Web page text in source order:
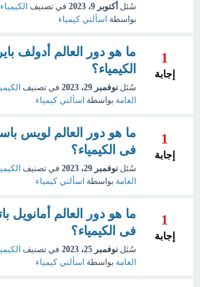
سُئل أكتوبر 9، 2023 في تصنيف
بواسطة اسألني كيمياء
1
إجابة
ما هو دور العالم أدولف
الكيمياء؟
سُئل نوفمبر 29، 2023 في تصنيف
العامة بواسطة اسألني كيمياء
1
إجابة
ما هو دور العالم لويس
فى الكيمياء؟
سُئل نوفمبر 29، 2023 في تصنيف
العامة بواسطة اسألني كيمياء
1
إجابة
ما هو دور العالم أمانويل
فى الكيمياء؟
سُئل نوفمبر 25، 2023 في تصنيف
العامة بواسطة اسألني كيمياء